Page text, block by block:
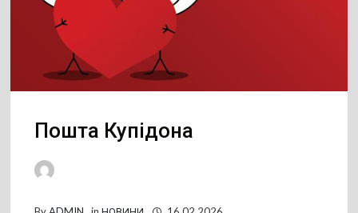
Пошта Купідона